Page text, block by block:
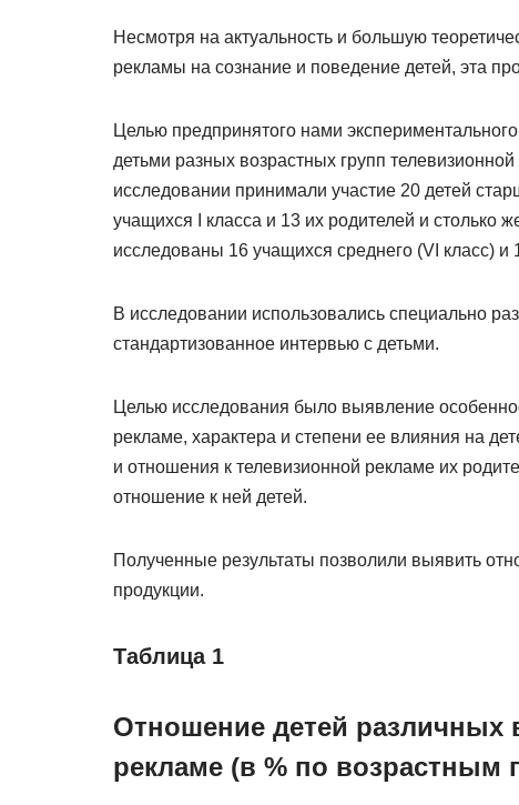
Несмотря на актуальность и большую
рекламы на сознание и поведение детей, эта
Целью предпринятого нами
детьми разных возрастных групп
исследовании принимали участие 20 детей
учащихся I класса и 13 их родителей и столько
исследованы 16 учащихся среднего (VI класс) и
В исследовании использовались специально
стандартизованное интервью с детьми.
Целью исследования было выявление
рекламе, характера и степени ее влияния на
и отношения к телевизионной рекламе их
отношение к ней детей.
Полученные результаты позволили выявить
продукции.
Таблица 1
Отношение детей различных
рекламе (в % по возрастным